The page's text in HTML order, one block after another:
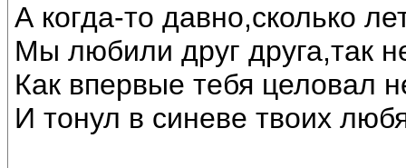
А когда-то давно,сколько
Мы любили друг друга,так
Как впервые тебя целовал
И тонул в синеве твоих